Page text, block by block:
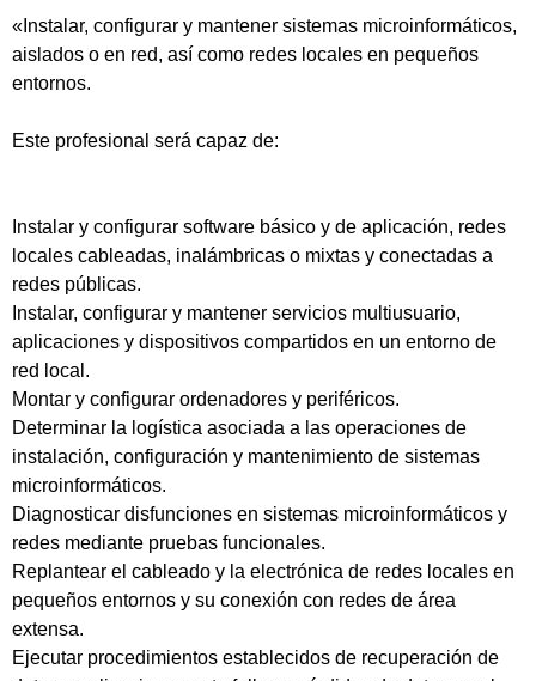
«Instalar, configurar y mantener sistemas microinformáticos,
aislados o en red, así como redes locales en pequeños
entornos.
Este profesional será capaz de:
Instalar y configurar software básico y de aplicación, redes
locales cableadas, inalámbricas o mixtas y conectadas a
redes públicas.
Instalar, configurar y mantener servicios multiusuario,
aplicaciones y dispositivos compartidos en un entorno de
red local.
Montar y configurar ordenadores y periféricos.
Determinar la logística asociada a las operaciones de
instalación, configuración y mantenimiento de sistemas
microinformáticos.
Diagnosticar disfunciones en sistemas microinformáticos y
redes mediante pruebas funcionales.
Replantear el cableado y la electrónica de redes locales en
pequeños entornos y su conexión con redes de área
extensa.
Ejecutar procedimientos establecidos de recuperación de